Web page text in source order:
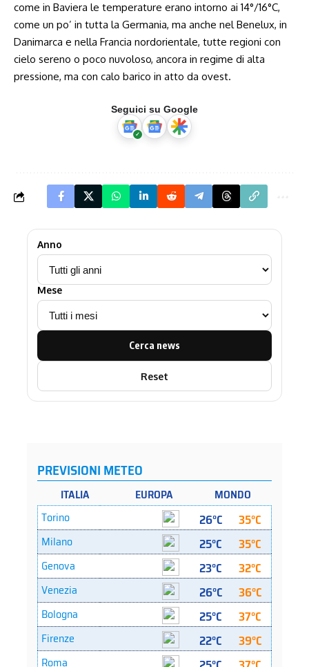
come in Baviera le temperature erano intorno ai 14°/16°C,
come un po’ in tutta la Germania, ma anche nel Benelux, in
Danimarca e nella Francia nordorientale, tutte regioni con
cielo sereno o poco nuvoloso, ancora in regime di alta
pressione, ma con calo barico in atto da ovest.
Seguici su Google
Anno
Mese
Cerca news
Reset